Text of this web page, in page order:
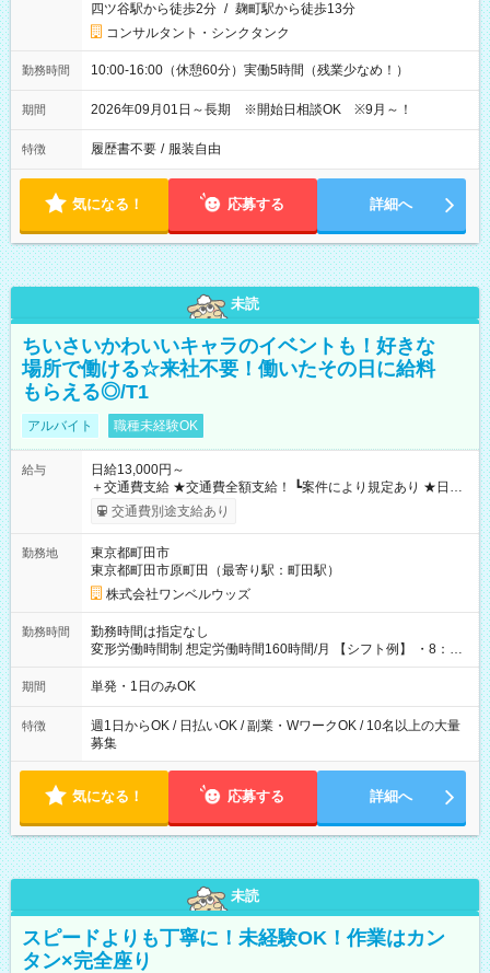
四ツ谷駅から徒歩2分 / 麹町駅から徒歩13分
コンサルタント・シンクタンク
勤務時間 10:00-16:00（休憩60分）実働5時間（残業少なめ！）
期間 2026年09月01日～長期 ※開始日相談OK ※9月～！
特徴 履歴書不要 / 服装自由
気になる！ 応募する 詳細へ
未読
ちいさいかわいいキャラのイベントも！好きな
場所で働ける☆来社不要！働いたその日に給料
もらえる◎/T1
アルバイト 職種未経験OK
給与
日給13,000円～
＋交通費支給 ★交通費全額支給！ ┗案件により規定あり ★日払
いOK！（規定あり） ┗働いたその日に現金GET♪ お仕事後はコ
ンビニATMから 日払い分を引き落とせます！ 【試用期間】試
交通費別途支給あり
勤務地
東京都町田市
東京都町田市原町田（最寄り駅：町田駅）
株式会社ワンベルウッズ
勤務時間
勤務時間は指定なし
変形労働時間制 想定労働時間160時間/月 【シフト例】 ・8：00
～21：00
期間 単発・1日のみOK
特徴
週1日からOK / 日払いOK / 副業・WワークOK / 10名以上の大量
募集
気になる！ 応募する 詳細へ
未読
スピードよりも丁寧に！未経験OK！作業はカン
タン×完全座り